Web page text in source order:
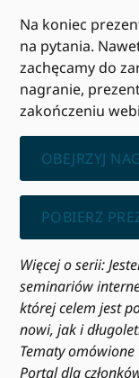
Na koniec
na pytania.
zachęcamy do
nagranie,
zakończeniu
OBEJRZYJ
POBIERZ
Więcej o serii:
seminariów
której celem jest
nowi, jak i
Tematy
Portal dla